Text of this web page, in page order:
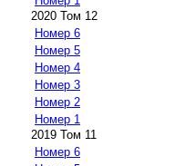
2020 Том 12
Номер 6
Номер 5
Номер 4
Номер 3
Номер 2
Номер 1
2019 Том 11
Номер 6